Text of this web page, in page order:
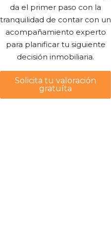
da el primer paso con la
tranquilidad de contar con un
acompañamiento experto
para planificar tu siguiente
decisión inmobiliaria.
Solicita tu valoración
gratuíta